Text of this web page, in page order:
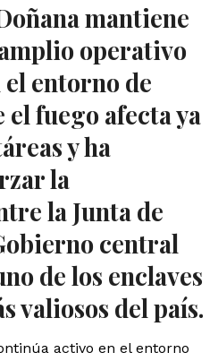
mantiene
operativo
entorno de
fuego afecta ya
y ha
la
la Junta de
central
de los enclaves
valiosos del país.
activo en el entorno